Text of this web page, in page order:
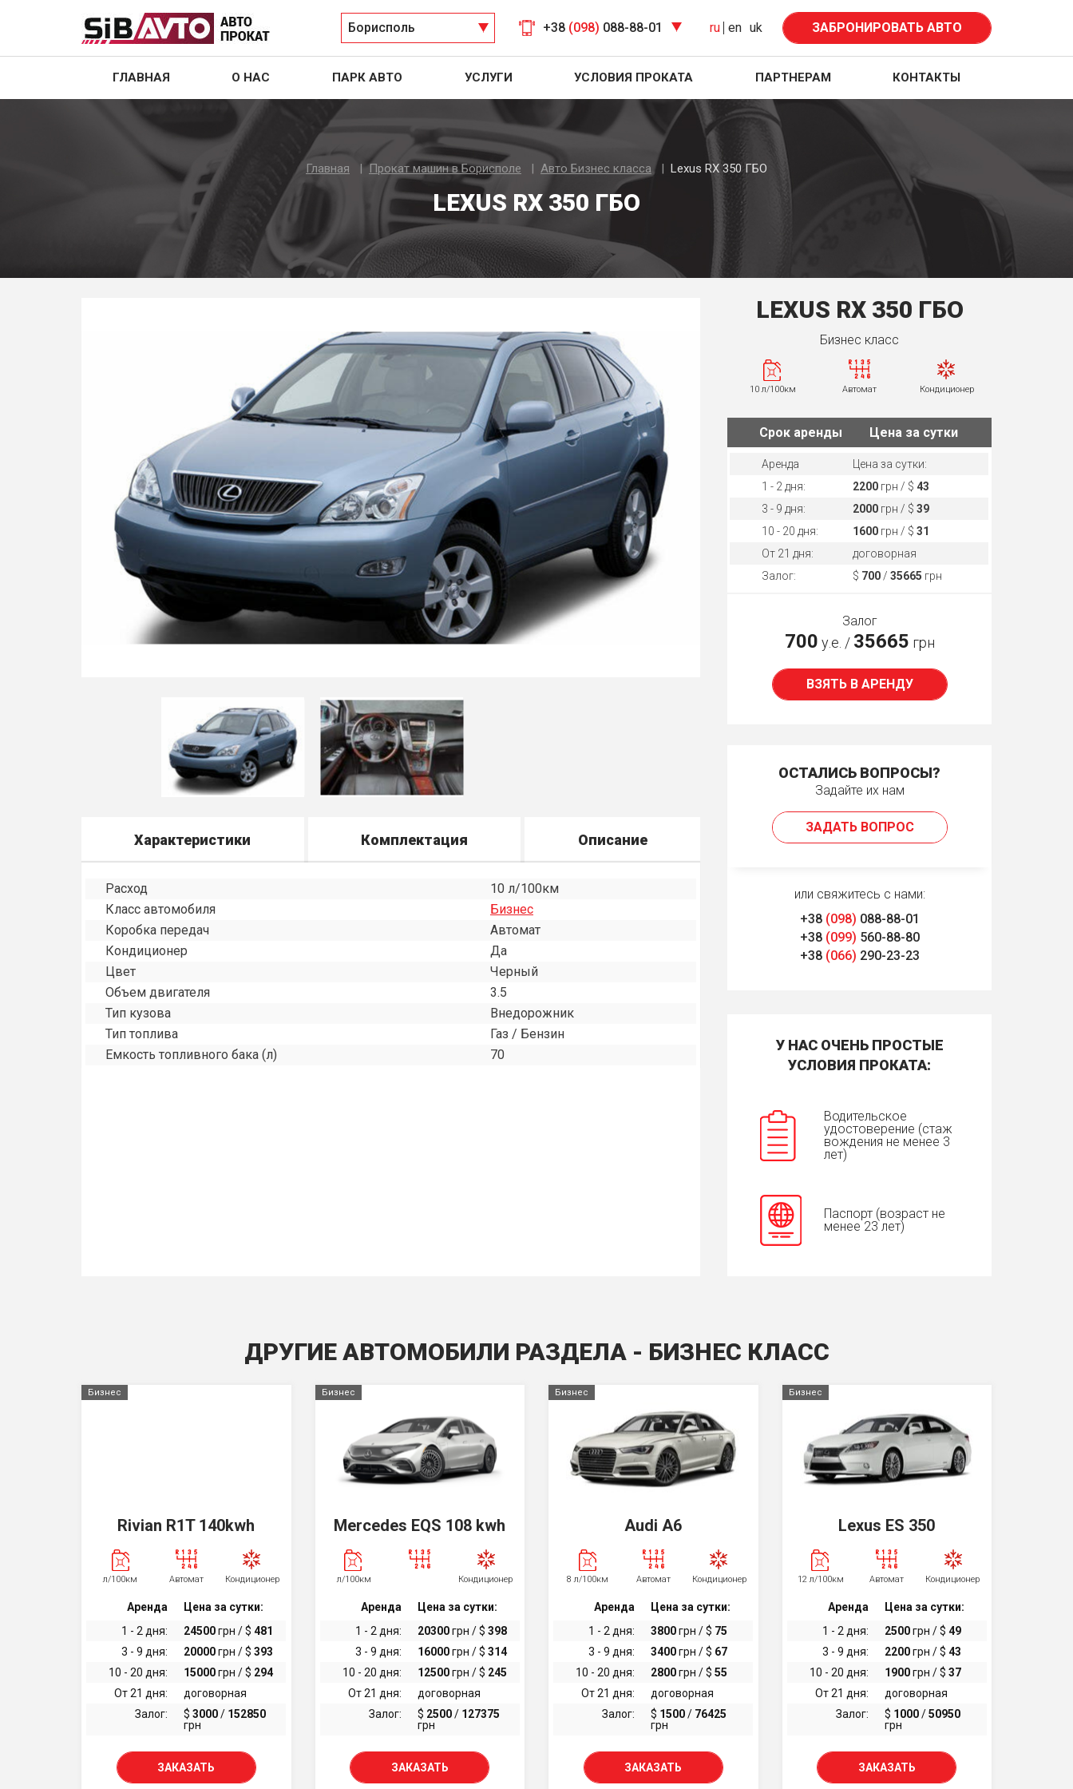
Борисполь +38 (098) 088-88-01 ru en uk ЗАБРОНИРОВАТЬ АВТО
ГЛАВНАЯ О НАС ПАРК АВТО УСЛУГИ УСЛОВИЯ ПРОКАТА ПАРТНЕРАМ КОНТАКТЫ
Главная Прокат машин в Борисполе Авто Бизнес класса Lexus RX 350 ГБО
LEXUS RX 350 ГБО
Характеристики Комплектация Описание
Расход
10 л/100км
Класс автомобиля
Бизнес
Коробка передач
Автомат
Кондиционер
Да
Цвет
Черный
Объем двигателя
3.5
Тип кузова
Внедорожник
Тип топлива
Газ / Бензин
Емкость топливного бака (л)
70
LEXUS RX 350 ГБО
Бизнес класс
10 л/100км Автомат Кондиционер
Cрок аренды Цена за сутки
Аренда
Цена за сутки:
1 - 2 дня:
2200 грн / $43
3 - 9 дня:
2000 грн / $39
10 - 20 дня:
1600 грн / $31
От 21 дня:
договорная
Залог:
$ 700 /35665 грн
Залог
700 у.е. / 35665 грн
ВЗЯТЬ В АРЕНДУ
ОСТАЛИСЬ ВОПРОСЫ?
Задайте их нам
ЗАДАТЬ ВОПРОС
или свяжитесь с нами:
+38 (098) 088-88-01
+38 (099) 560-88-80
+38 (066) 290-23-23
У НАС ОЧЕНЬ ПРОСТЫЕ
УСЛОВИЯ ПРОКАТА:
Водительское
удостоверение (стаж
вождения не менее 3
лет)
Паспорт (возраст не
менее 23 лет)
ДРУГИЕ АВТОМОБИЛИ РАЗДЕЛА - БИЗНЕС КЛАСС
Бизнес
Rivian R1T 140kwh
л/100км Автомат Кондиционер
Аренда
Цена за сутки:
1 - 2 дня:
24500грн / $ 481
3 - 9 дня:
20000грн / $ 393
10 - 20 дня:
15000грн / $ 294
От 21 дня:
договорная
Залог:
$ 3000/ 152850
грн
ЗАКАЗАТЬ
Бизнес
Mercedes EQS 108 kwh
л/100км Кондиционер
Аренда
Цена за сутки:
1 - 2 дня:
20300грн / $ 398
3 - 9 дня:
16000грн / $ 314
10 - 20 дня:
12500грн / $ 245
От 21 дня:
договорная
Залог:
$ 2500/ 127375
грн
ЗАКАЗАТЬ
Бизнес
Audi A6
8 л/100км Автомат Кондиционер
Аренда
Цена за сутки:
1 - 2 дня:
3800грн / $ 75
3 - 9 дня:
3400грн / $ 67
10 - 20 дня:
2800грн / $ 55
От 21 дня:
договорная
Залог:
$ 1500/ 76425
грн
ЗАКАЗАТЬ
Бизнес
Lexus ES 350
12 л/100км Автомат Кондиционер
Аренда
Цена за сутки:
1 - 2 дня:
2500грн / $ 49
3 - 9 дня:
2200грн / $ 43
10 - 20 дня:
1900грн / $ 37
От 21 дня:
договорная
Залог:
$ 1000/50950
грн
ЗАКАЗАТЬ